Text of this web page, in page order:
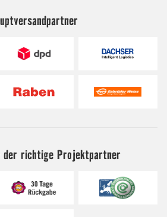
- der richtige Projektpartner